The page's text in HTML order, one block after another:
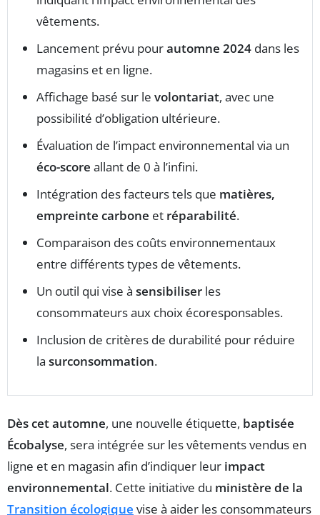
vêtements.
Lancement prévu pourautomne 2024 dans les
magasins et en ligne.
Affichage basé sur le volontariat, avec une
possibilité d’obligation ultérieure.
Évaluation de l’impact environnemental via un
éco-score allant de 0 à l’infini.
Intégration des facteurs tels que matières,
empreinte carbone et réparabilité.
Comparaison des coûts environnementaux
entre différents types de vêtements.
Un outil qui vise à sensibiliser les
consommateurs aux choix écoresponsables.
Inclusion de critères de durabilité pour réduire
la surconsommation.
Dès cet automne, une nouvelle étiquette, baptisée
Écobalyse, sera intégrée sur les vêtements vendus en
ligne et en magasin afin d’indiquer leur impact
environnemental. Cette initiative du ministère de la
Transition écologique vise à aider les consommateurs